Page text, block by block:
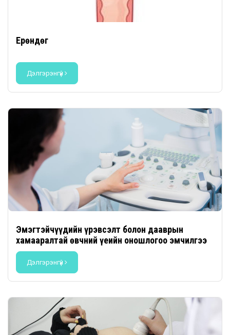
Ерөндөг
Дэлгэрэнгүй
Эмэгтэйчүүдийн үрэвсэлт болон дааврын
хамааралтай өвчний үеийн оношлогоо эмчилгээ
Дэлгэрэнгүй